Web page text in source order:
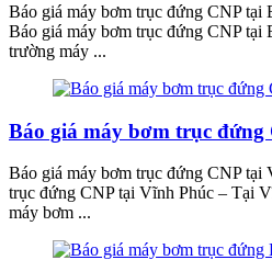
Báo giá máy bơm trục đứng CNP tại
Báo giá máy bơm trục đứng CNP tại
trường máy ...
Báo giá máy bơm trục
Báo giá máy bơm trục đứng CNP tại
trục đứng CNP tại Vĩnh Phúc – Tại
máy bơm ...